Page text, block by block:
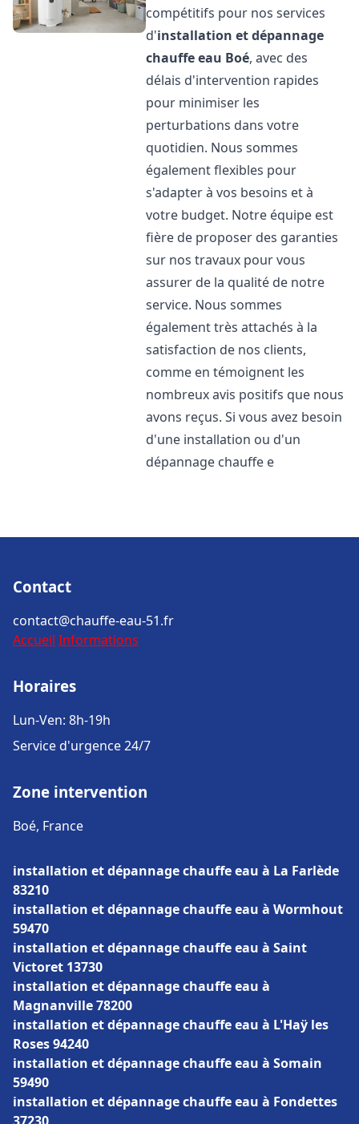
compétitifs pour nos services
d'installation et dépannage
chauffe eau Boé, avec des
délais d'intervention rapides
pour minimiser les
perturbations dans votre
quotidien. Nous sommes
également flexibles pour
s'adapter à vos besoins et à
votre budget. Notre équipe est
fière de proposer des garanties
sur nos travaux pour vous
assurer de la qualité de notre
service. Nous sommes
également très attachés à la
satisfaction de nos clients,
comme en témoignent les
nombreux avis positifs que nous
avons reçus. Si vous avez besoin
d'une installation ou d'un
dépannage chauffe e
Contact
contact@chauffe-eau-51.fr
Accueil Informations
Horaires
Lun-Ven: 8h-19h
Service d'urgence 24/7
Zone intervention
Boé, France
installation et dépannage chauffe eau à La Farlède
83210
installation et dépannage chauffe eau à Wormhout
59470
installation et dépannage chauffe eau à Saint
Victoret 13730
installation et dépannage chauffe eau à
Magnanville 78200
installation et dépannage chauffe eau à L'Haÿ les
Roses 94240
installation et dépannage chauffe eau à Somain
59490
installation et dépannage chauffe eau à Fondettes